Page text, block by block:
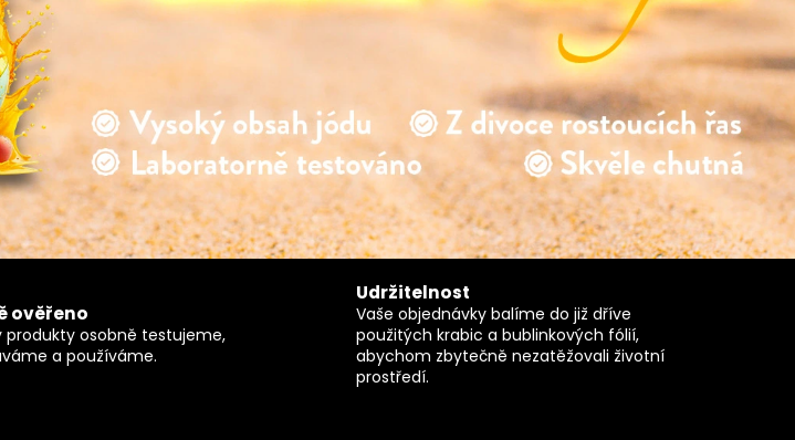
ověřeno
produkty osobně testujeme,
a používáme.
Udržitelnost
Vaše objednávky balíme do již dříve
použitých krabic a bublinkových fólií,
abychom zbytečně nezatěžovali životní
prostředí.
ořechy Ze stromu Mango plátky BIO 500